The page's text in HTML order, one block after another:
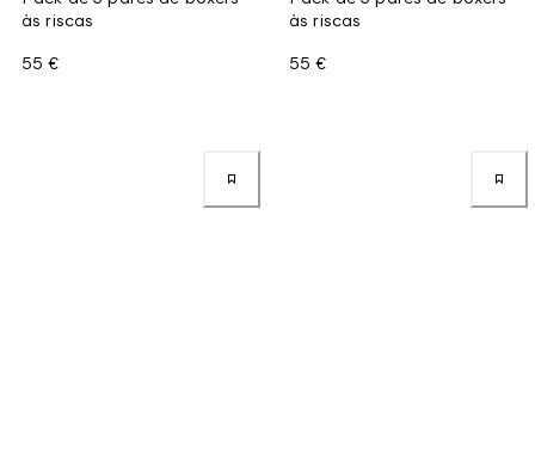
às riscas
55 €
às riscas
55 €